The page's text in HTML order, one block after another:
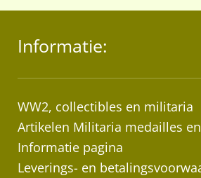
Informatie:
WW2, collectibles en militaria
Artikelen Militaria medailles
Informatie pagina
Leverings- en